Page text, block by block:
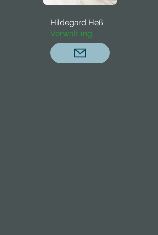
Hildegard Heß
Verwaltung